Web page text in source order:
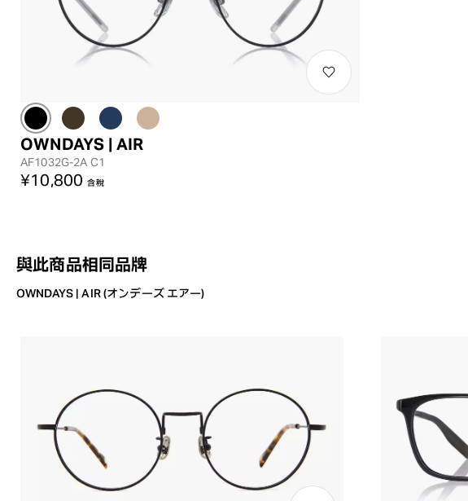
OWNDAYS | AIR
AF1032G-2A C1
¥10,800 含稅
與此商品相同品牌
OWNDAYS | AIR (オンデーズ エアー)